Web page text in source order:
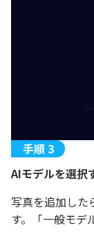
AIモデルを選択
写真を追加した
す。「一般モデ